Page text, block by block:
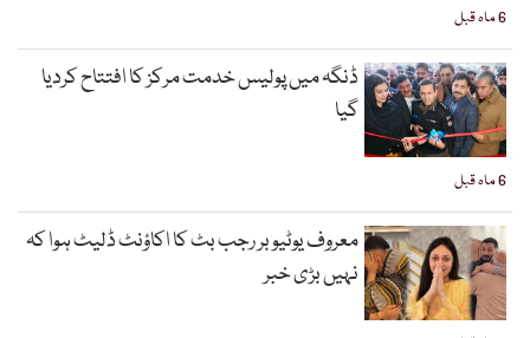
6 ماہ قبل
6 ماہ قبل
ڈنگہ میں پولیس خدمت مرکز کا افتتاح کردیا
گیا
معروف یوٹیوبر رجب بٹ کا اکاؤنٹ ڈلیٹ ہوا کہ
نہیں بڑی خبر